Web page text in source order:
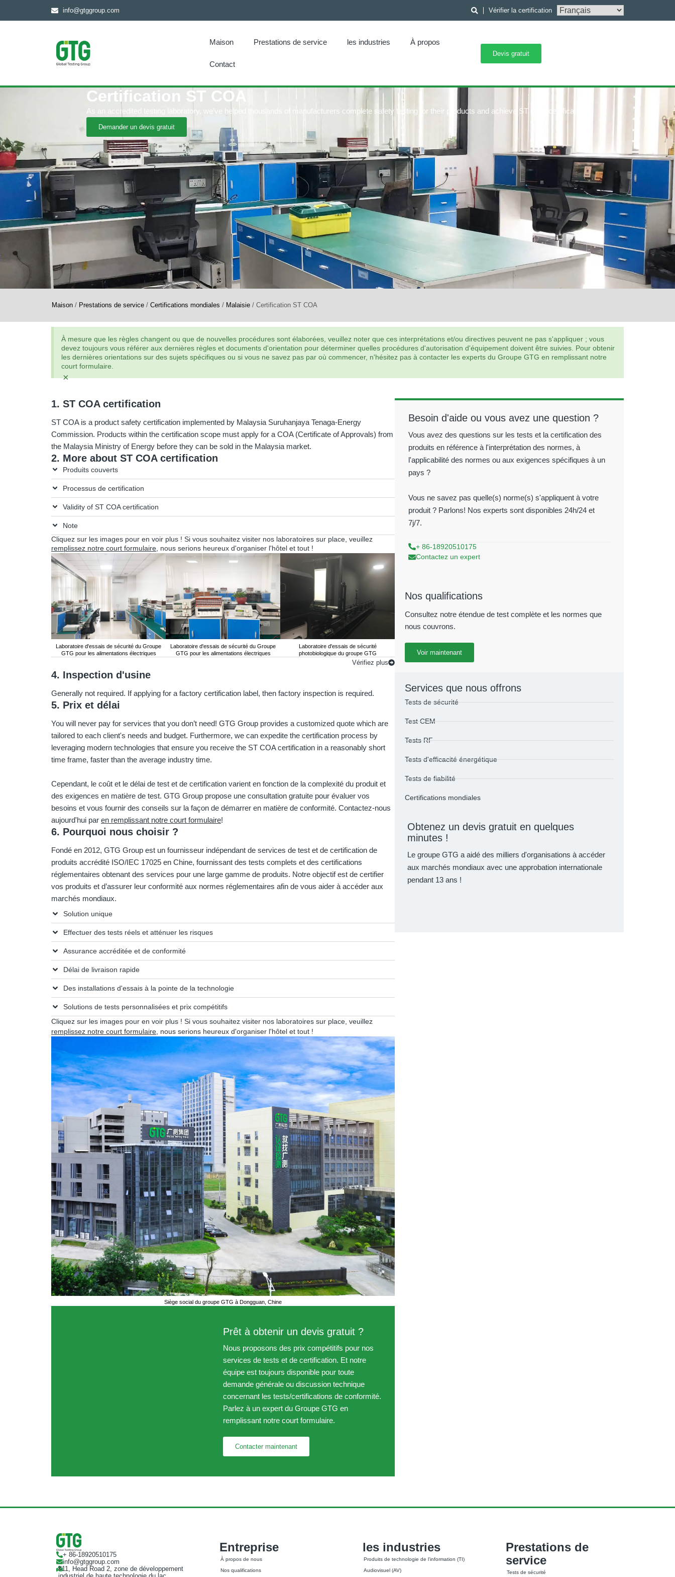
info@gtggroup.com Vérifier la certification
Maison Prestations de service les industries À propos
Contact
Devis gratuit
Certification ST COA
As an accredited testing laboratory, we’ve helped thousands of manufacturers complete safety testing for their products and achieve ST COA certification.
Demander un devis gratuit
Maison / Prestations de service / Certifications mondiales / Malaisie / Certification ST COA
À mesure que les règles changent ou que de nouvelles procédures sont élaborées, veuillez noter que ces interprétations et/ou directives peuvent ne pas s'appliquer ; vous
devez toujours vous référer aux dernières règles et documents d'orientation pour déterminer quelles procédures d'autorisation d'équipement doivent être suivies. Pour obtenir
les dernières orientations sur des sujets spécifiques ou si vous ne savez pas par où commencer, n'hésitez pas à contacter les experts du Groupe GTG en remplissant notre
court formulaire.
×
1. ST COA certification
ST COA is a product safety certification implemented by Malaysia Suruhanjaya Tenaga-Energy
Commission. Products within the certification scope must apply for a COA (Certificate of Approvals) from
the Malaysia Ministry of Energy before they can be sold in the Malaysia market.
2. More about ST COA certification
Produits couverts
Processus de certification
Validity of ST COA certification
Note
Cliquez sur les images pour en voir plus ! Si vous souhaitez visiter nos laboratoires sur place, veuillez
remplissez notre court formulaire , nous serions heureux d'organiser l'hôtel et tout !
Laboratoire d'essais de sécurité du Groupe
GTG pour les alimentations électriques
Laboratoire d'essais de sécurité du Groupe
GTG pour les alimentations électriques
Laboratoire d'essais de sécurité
photobiologique du groupe GTG
GTG pour les alimentations électriques
Vérifiez plus
4. Inspection d'usine
Generally not required. If applying for a factory certification label, then factory inspection is required.
5. Prix et délai
You will never pay for services that you don’t need! GTG Group provides a customized quote which are
tailored to each client's needs and budget. Furthermore, we can expedite the certification process by
leveraging modern technologies that ensure you receive the ST COA certification in a reasonably short
time frame, faster than the average industry time.
Cependant, le coût et le délai de test et de certification varient en fonction de la complexité du produit et
des exigences en matière de test. GTG Group propose une consultation gratuite pour évaluer vos
besoins et vous fournir des conseils sur la façon de démarrer en matière de conformité. Contactez-nous
aujourd'hui par en remplissant notre court formulaire!
6. Pourquoi nous choisir ?
Fondé en 2012, GTG Group est un fournisseur indépendant de services de test et de certification de
produits accrédité ISO/IEC 17025 en Chine, fournissant des tests complets et des certifications
réglementaires obtenant des services pour une large gamme de produits. Notre objectif est de certifier
vos produits et d’assurer leur conformité aux normes réglementaires afin de vous aider à accéder aux
marchés mondiaux.
Solution unique
Effectuer des tests réels et atténuer les risques
Assurance accréditée et de conformité
Délai de livraison rapide
Des installations d'essais à la pointe de la technologie
Solutions de tests personnalisées et prix compétitifs
Cliquez sur les images pour en voir plus ! Si vous souhaitez visiter nos laboratoires sur place, veuillez
remplissez notre court formulaire , nous serions heureux d'organiser l'hôtel et tout !
Siège social du groupe GTG à Dongguan, Chine
Prêt à obtenir un devis gratuit ?
Nous proposons des prix compétitifs pour nos
services de tests et de certification. Et notre
équipe est toujours disponible pour toute
demande générale ou discussion technique
concernant les tests/certifications de conformité.
Parlez à un expert du Groupe GTG en
remplissant notre court formulaire.
Contacter maintenant
Besoin d'aide ou vous avez une question ?
Vous avez des questions sur les tests et la certification des
produits en référence à l'interprétation des normes, à
l'applicabilité des normes ou aux exigences spécifiques à un
pays ?
Vous ne savez pas quelle(s) norme(s) s'appliquent à votre
produit ? Parlons! Nos experts sont disponibles 24h/24 et
7j/7.
+ 86-18920510175
Contactez un expert
Nos qualifications
Consultez notre étendue de test complète et les normes que
nous couvrons.
Voir maintenant
Services que nous offrons
Tests de sécurité
Test CEM
Tests RF
Tests d'efficacité énergétique
Tests de fiabilité
Certifications mondiales
Obtenez un devis gratuit en quelques
minutes !
Le groupe GTG a aidé des milliers d'organisations à accéder
aux marchés mondiaux avec une approbation internationale
pendant 13 ans !
+ 86-18920510175
info@gtggroup.com
#11, Head Road 2, zone de développement
Entreprise
À propos de nous
Nos qualifications
les industries
Produits de technologie de l'information (TI)
Audiovisuel (AV)
Prestations de
service
Tests de sécurité